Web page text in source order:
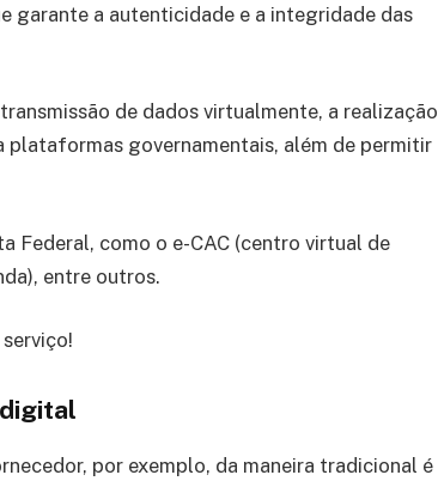
garante a autenticidade e a integridade das
de dados virtualmente, a realização
plataformas governamentais, além de permitir
Federal, como o e-CAC (centro virtual de
entre outros.
por exemplo, da maneira tradicional é